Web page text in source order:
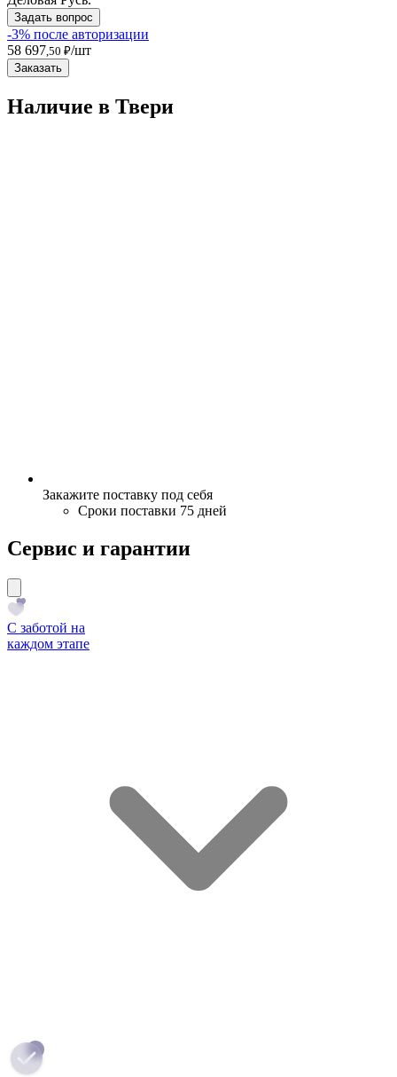
Задать вопрос
-3% после авторизации
58 697 ,50 ₽/шт
Заказать
Наличие в Твери
Закажите поставку под себя
Сроки поставки 75 дней
Сервис и гарантии
С заботой на
каждом этапе